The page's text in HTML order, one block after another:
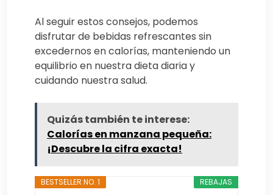
Al seguir estos consejos, podemos
disfrutar de bebidas refrescantes sin
excedernos en calorías, manteniendo un
equilibrio en nuestra dieta diaria y
cuidando nuestra salud.
Quizás también te interese:
Calorías en manzana pequeña:
¡Descubre la cifra exacta!
REBAJAS
BESTSELLER NO. 1